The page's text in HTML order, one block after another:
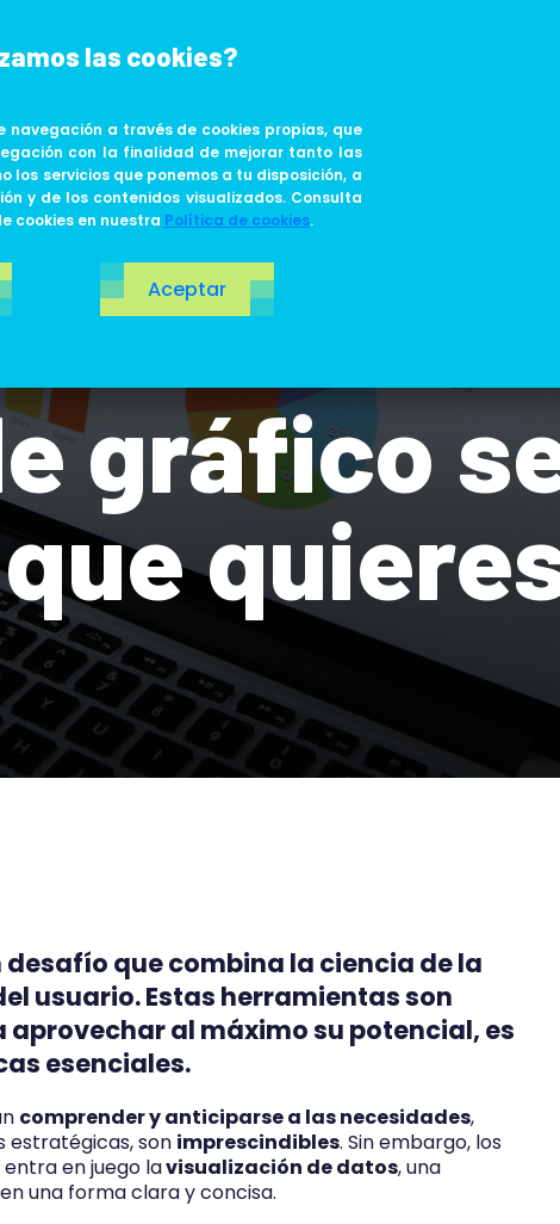
las cookies?
navegación a través de cookies propias, que
con la finalidad de mejorar tanto las
los servicios que ponemos a tu disposición, a
y de los contenidos visualizados. Consulta
cookies en nuestra Política de cookies.
Aceptar
US LIFE AT TECH
gráfico
que combina la ciencia de la
usuario. Estas herramientas son
al máximo su potencial, es
esenciales.
comprender y anticiparse a las necesidades,
estratégicas, son imprescindibles. Sin embargo, los
en juego lavisualización de datos, una
una forma clara y concisa.